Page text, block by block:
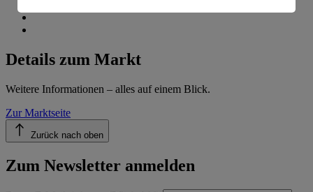
Details zum Markt
Weitere Informationen – alles auf einem Blick.
Zur Marktseite
Zurück nach oben
Zum Newsletter anmelden
Informationen zum Herausgeber der Seite findest du